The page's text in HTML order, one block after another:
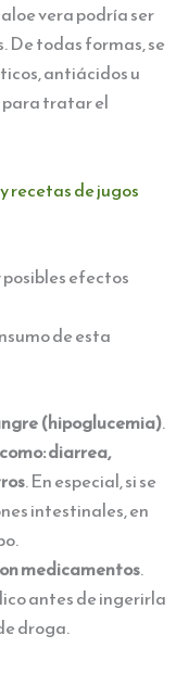
vera podría ser
De todas formas, se
antiácidos u
para tratar el
recetas de jugos
efectos
de esta
(hipoglucemia).
diarrea,
. En especial, si se
intestinales, en
medicamentos.
antes de ingerirla
droga.